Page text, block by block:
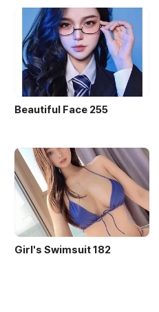
Beautiful Face 255
Girl's Swimsuit 182